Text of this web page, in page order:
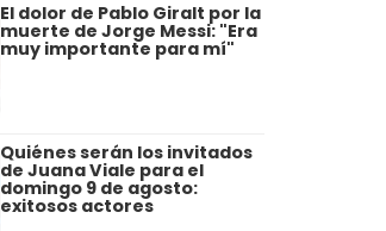
El dolor de Pablo Giralt por la
muerte de Jorge Messi: "Era
muy importante para mí"
Quiénes serán los invitados
de Juana Viale para el
domingo 9 de agosto:
exitosos actores